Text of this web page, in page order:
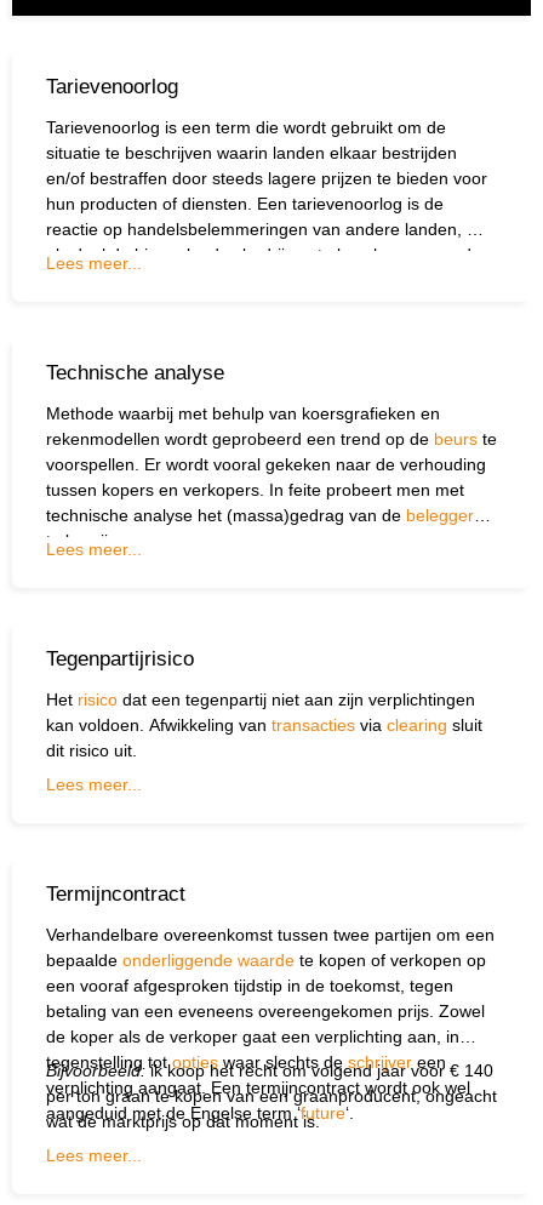
Tarievenoorlog
Tarievenoorlog is een term die wordt gebruikt om de
situatie te beschrijven waarin landen elkaar bestrijden
en/of bestraffen door steeds lagere prijzen te bieden voor
hun producten of diensten. Een tarievenoorlog is de
reactie op handelsbelemmeringen van andere landen, met
als doel de binnenlandse bedrijven te beschermen en de
Lees meer...
Technische analyse
Methode waarbij met behulp van koersgrafieken en
rekenmodellen wordt geprobeerd een trend op de beurs te
voorspellen. Er wordt vooral gekeken naar de verhouding
tussen kopers en verkopers. In feite probeert men met
technische analyse het (massa)gedrag van de beleggers
te begrijpen.
Lees meer...
Tegenpartijrisico
Het risico dat een tegenpartij niet aan zijn verplichtingen
kan voldoen. Afwikkeling van transacties via clearing sluit
dit risico uit.
Lees meer...
Termijncontract
Verhandelbare overeenkomst tussen twee partijen om een
bepaalde onderliggende waarde te kopen of verkopen op
een vooraf afgesproken tijdstip in de toekomst, tegen
betaling van een eveneens overeengekomen prijs. Zowel
de koper als de verkoper gaat een verplichting aan, in
tegenstelling totopties waar slechts de schrijver een
verplichting aangaat. Een termijncontract wordt ook wel
aangeduid met de Engelse term ‘future‘.
Bijvoorbeeld:ik koop het recht om volgend jaar voor € 140
per ton graan te kopen van een graanproducent, ongeacht
wat de marktprijs op dat moment is.
Lees meer...